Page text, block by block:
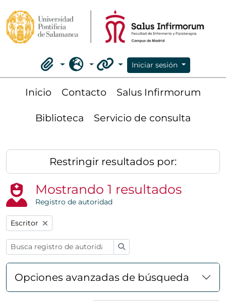
Portapapeles
Idioma Enlaces rápidos
Iniciar sesión
Inicio Contacto Salus Infirmorum
Biblioteca Servicio de consulta
Restringir resultados por:
Mostrando 1 resultados
Registro de autoridad
Remove filter:
Escritor
Opciones avanzadas de búsqueda